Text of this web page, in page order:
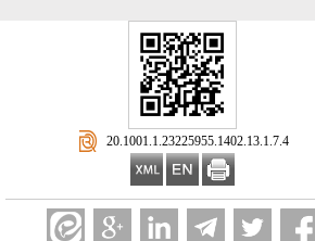
‎ 20.1001.1.23225955.1402.13.1.7.4